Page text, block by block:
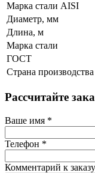
Марка стали AISI
Диаметр, мм
Длина, м
Марка стали
ГОСТ
Страна производства
Рассчитайте
Ваше имя *
Телефон *
Комментарий к заказу